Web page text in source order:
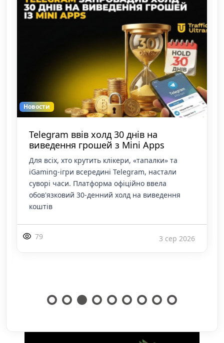
Новости
Telegram ввів холд 30 днів на
виведення грошей з Mini Apps
Для всіх, хто крутить клікери, «тапалки» та
iGaming-ігри всередині Telegram, настали
суворі часи. Платформа офіційно ввела
обов'язковий 30-денний холд на виведення
коштів
79 3 сер 2026